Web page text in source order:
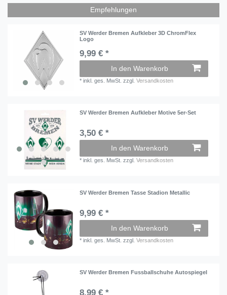
Empfehlungen
SV Werder Bremen Aufkleber 3D ChromFlex
Logo
9,99 € *
In den Warenkorb
*inkl. ges. MwSt. zzgl.Versandkosten
SV Werder Bremen Aufkleber Motive 5er-Set
3,50 € *
In den Warenkorb
*inkl. ges. MwSt. zzgl.Versandkosten
SV Werder Bremen Tasse Stadion Metallic
9,99 € *
In den Warenkorb
*inkl. ges. MwSt. zzgl.Versandkosten
SV Werder Bremen Fussballschuhe Autospiegel
8,99 € *